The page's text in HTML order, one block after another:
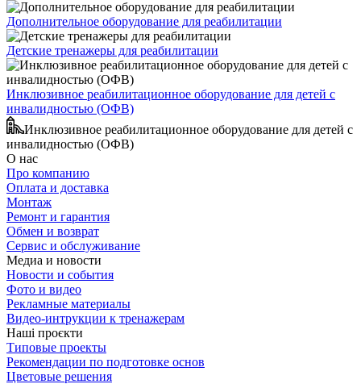
Дополнительное оборудование для реабилитации
Детские тренажеры для реабилитации
Инклюзивное реабилитационное оборудование для детей с
инвалидностью (ОФВ)
Инклюзивное реабилитационное оборудование для детей с
инвалидностью (ОФВ)
О нас
Про компанию
Оплата и доставка
Монтаж
Ремонт и гарантия
Обмен и возврат
Сервис и обслуживание
Медиа и новости
Новости и события
Фото и видео
Рекламные материалы
Видео-интрукции к тренажерам
Наші проєкти
Типовые проекты
Рекомендации по подготовке основ
Цветовые решения